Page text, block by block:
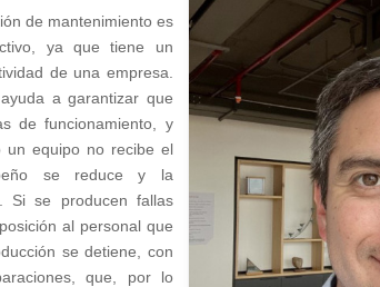
de mantenimiento es
ya que tiene un
de una empresa.
a garantizar que
de funcionamiento, y
un equipo no recibe el
se reduce y la
Si se producen fallas
al personal que
se detiene, con
que, por lo